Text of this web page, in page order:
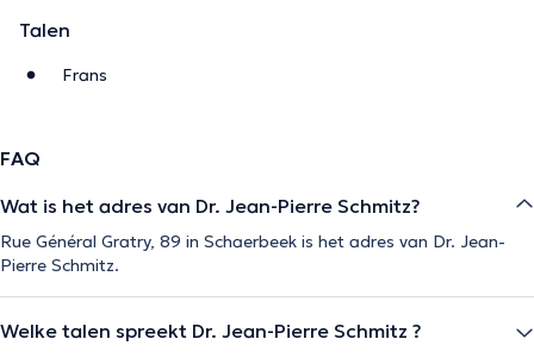
Talen
Frans
FAQ
Wat is het adres van Dr. Jean-Pierre Schmitz?
Rue Général Gratry, 89 in Schaerbeek is het adres van Dr. Jean-
Pierre Schmitz.
Welke talen spreekt Dr. Jean-Pierre Schmitz ?